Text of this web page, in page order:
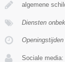
algemene
Diensten
Sociale media: